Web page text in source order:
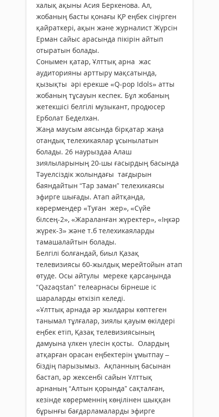
халық ақыны Асия Беркенова. Ал,
жобаның басты қонағы ҚР еңбек сіңірген
қайраткері, ақын және журналист Жүрсін
Ерман сайыс арасында пікірін айтып
отыратын болады.
Сонымен қатар, Ұлттық арна жас
аудиторияны арттыру мақсатында,
қызықты әрі ерекше «Q-pop Idols» атты
жобаның тұсауын кеспек. Бұл жобаның
жетекшісі белгілі музыкант, продюсер
Ерболат Беделхан.
Жаңа маусым аясында бірқатар жаңа
отандық телехикаялар ұсынылатын
болады. 26 наурыздаа Алаш
зиялыларының 20-шы ғасырдың басында
Тәуелсіздік жолындағы тағдырын
баяндайтын “Тар заман” телехикаясы
эфирге шығады. Атап айтқанда,
көрермендер «Туған жер», «Сүйе
білсең-2», «Жараланған жүректер», «Іңкәр
жүрек-3» және т.б телехикаяларды
тамашалайтын болады.
Белгілі болғандай, биыл Қазақ
телевизиясы 60-жылдық мерейтойын атап
өтуде. Осы айтулы мереке қарсаңында
“Qazaqstan” телеарнасы бірнеше іс
шараларды өткізіп келеді.
«Ұлттық арнада әр жылдары көптеген
танымал тұлғалар, зиялы қауым өкілдері
еңбек етіп, Қазақ телевизиясының
дамуына үлкен үлесін қосты. Олардың
атқарған орасан еңбектерін ұмытпау –
біздің парызымыз. Ақпанның басынан
бастап, әр жексенбі сайын Ұлттық
арнаның “Алтын қорында” сақталған,
кезінде көрерменнің көңілінен шыққан
бұрынғы бағдарламаларды эфирге